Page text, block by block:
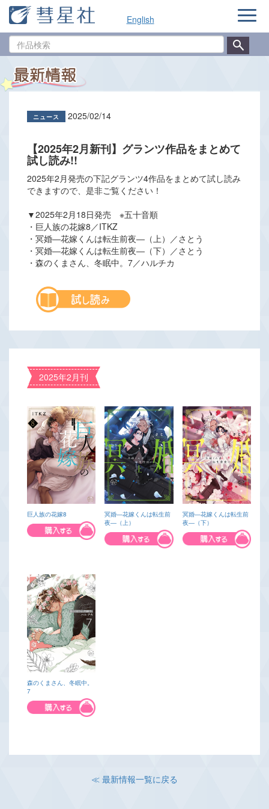
English
品
ナ
ゲ
2025/02/14
【2025年2月新刊】グランツ作品をまとめて
試し読み!!
2025年2月発売の下記グランツ4作品をまとめて試し読み
できますので、是非ご覧ください！
▼2025年2月18日発売 ※五十音順
・巨人族の花嫁8／ITKZ
・冥婚―花嫁くんは転生前夜―（上）／さとう
・冥婚―花嫁くんは転生前夜―（下）／さとう
・森のくまさん、冬眠中。7／ハルチカ
2025年2月刊
巨人族の花嫁8
冥婚―花嫁くんは転生前
夜―（上）
冥婚―花嫁くんは転生前
夜―（下）
森のくまさん、冬眠中。
7
≪ 最新情報一覧に戻る